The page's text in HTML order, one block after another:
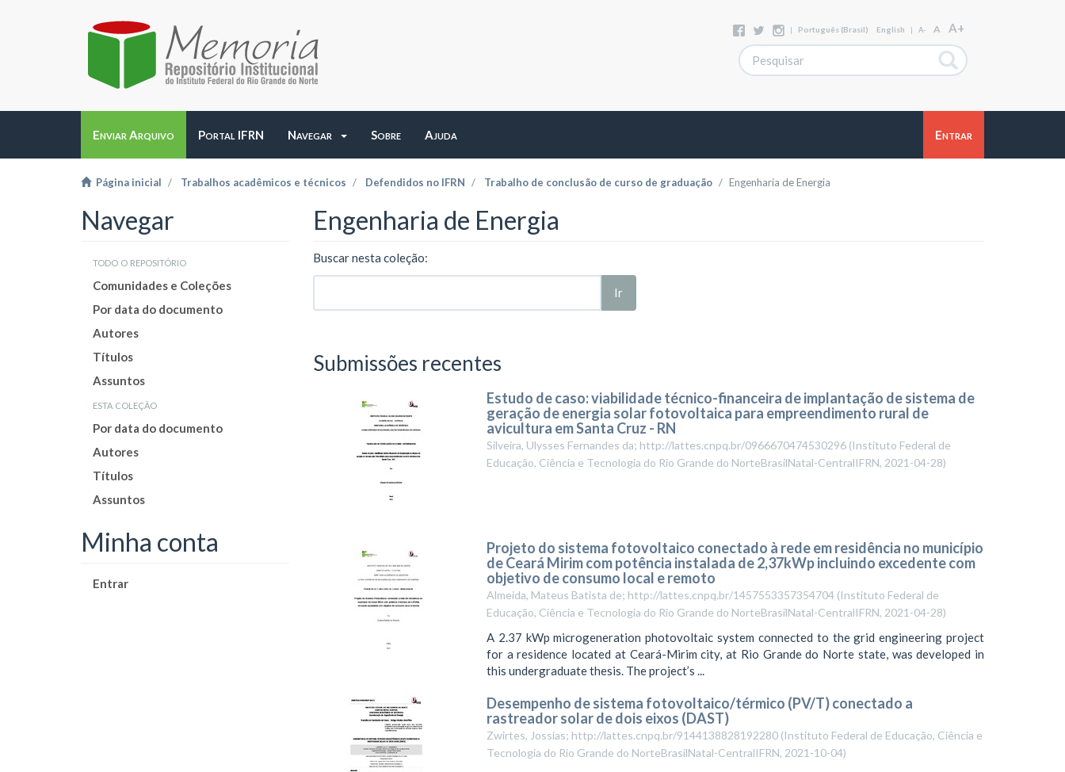
| Português (Brasil) English | A- A A+
Enviar Arquivo Portal IFRN Navegar Sobre Ajuda Entrar
Página inicial Trabalhos acadêmicos e técnicos Defendidos no IFRN Trabalho de conclusão de curso de graduação Engenharia de Energia
Navegar
todo o repositório
Comunidades e Coleções
Por data do documento
Autores
Títulos
Assuntos
esta coleção
Por data do documento
Autores
Títulos
Assuntos
Minha conta
Entrar
Engenharia de Energia
Buscar nesta coleção:
Ir
Submissões recentes
Estudo de caso: viabilidade técnico-financeira de implantação de sistema de
geração de energia solar fotovoltaica para empreendimento rural de
avicultura em Santa Cruz - RN
Silveira, Ulysses Fernandes da; http://lattes.cnpq.br/0966670474530296 (Instituto Federal de
Educação, Ciência e Tecnologia do Rio Grande do NorteBrasilNatal-CentralIFRN, 2021-04-28)
Projeto do sistema fotovoltaico conectado à rede em residência no município
de Ceará Mirim com potência instalada de 2,37kWp incluindo excedente com
objetivo de consumo local e remoto
Almeida, Mateus Batista de; http://lattes.cnpq.br/1457553357354704 (Instituto Federal de
Educação, Ciência e Tecnologia do Rio Grande do NorteBrasilNatal-CentralIFRN, 2021-04-28)
A 2.37 kWp microgeneration photovoltaic system connected to the grid engineering project
for a residence located at Ceará-Mirim city, at Rio Grande do Norte state, was developed in
this undergraduate thesis. The project’s ...
Desempenho de sistema fotovoltaico/térmico (PV/T) conectado a
rastreador solar de dois eixos (DAST)
Zwirtes, Jossias; http://lattes.cnpq.br/9144138828192280 (Instituto Federal de Educação, Ciência e
Tecnologia do Rio Grande do NorteBrasilNatal-CentralIFRN, 2021-10-04)